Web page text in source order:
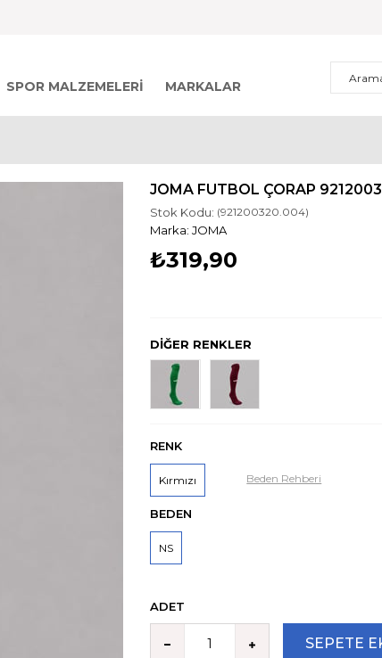
SPOR MALZEMELERI MARKALAR
JOMA FUTBOL ÇORAP 9212003
Stok Kodu: (921200320.004)
JOMA
₺319,90
DİĞER RENKLER
RENK
Kırmızı
BEDEN
NS
Beden Rehberi
ADET